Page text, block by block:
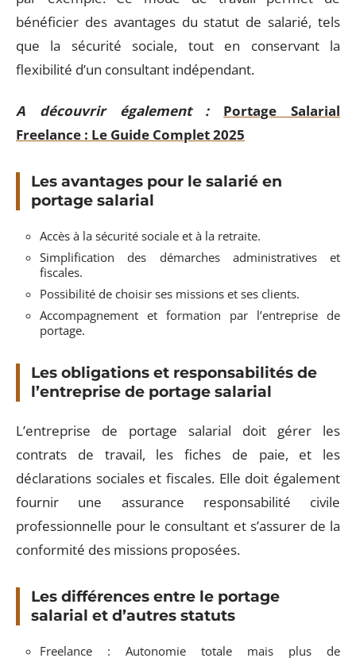
bénéficier des avantages du statut de salarié, tels
que la sécurité sociale, tout en conservant la
flexibilité d’un consultant indépendant.
A découvrir également :
Portage Salarial
Freelance : Le Guide Complet 2025
Les avantages pour le salarié en
portage salarial
Accès à la sécurité sociale et à la retraite.
Simplification des démarches administratives et
fiscales.
Possibilité de choisir ses missions et ses clients.
Accompagnement et formation par l’entreprise de
portage.
Les obligations et responsabilités de
l’entreprise de portage salarial
L’entreprise de portage salarial doit gérer les
contrats de travail, les fiches de paie, et les
déclarations sociales et fiscales. Elle doit également
fournir une assurance responsabilité civile
professionnelle pour le consultant et s’assurer de la
conformité des missions proposées.
Les différences entre le portage
salarial et d’autres statuts
Freelance : Autonomie totale mais plus de